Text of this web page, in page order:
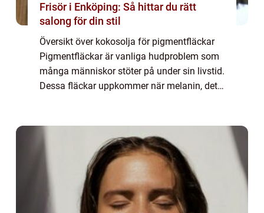
Frisör i Enköping: Så hittar du rätt
salong för din stil
Översikt över kokosolja för pigmentfläckar
Pigmentfläckar är vanliga hudproblem som
många människor stöter på under sin livstid.
Dessa fläckar uppkommer när melanin, det